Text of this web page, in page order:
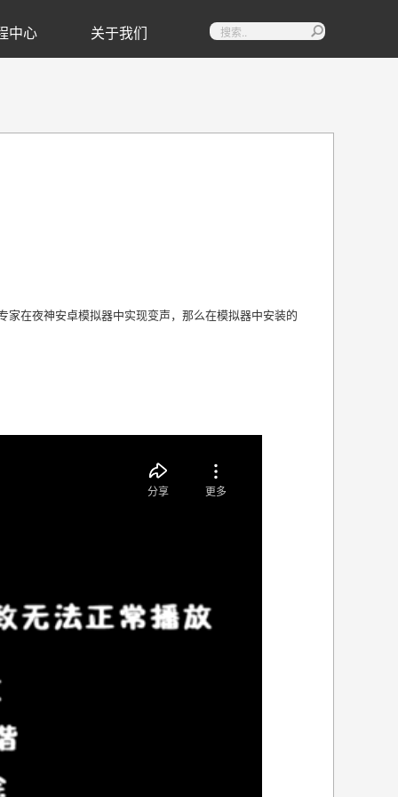
中心 关于我们 
在夜神安卓模拟器中实现变声，那么在模拟器中安装的